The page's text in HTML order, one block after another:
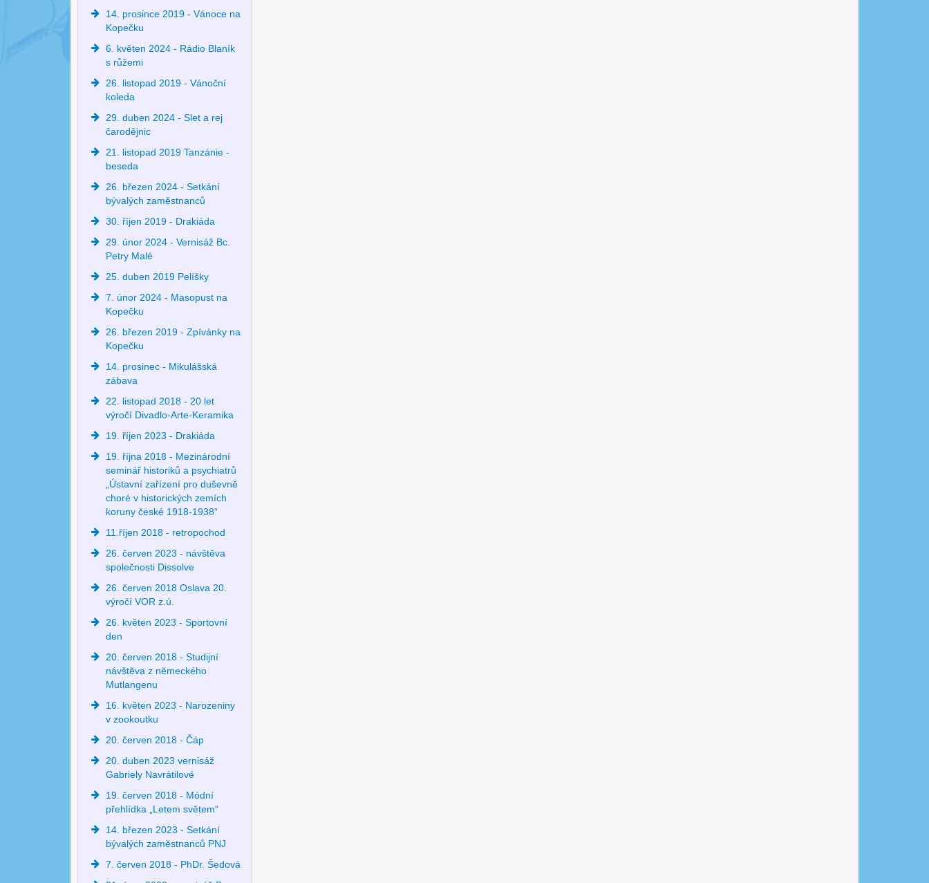
14. prosince 2019 - Vánoce na
Kopečku
6. květen 2024 - Rádio Blaník
s růžemi
26. listopad 2019 - Vánoční
koleda
29. duben 2024 - Slet a rej
čarodějnic
21. listopad 2019 Tanzánie -
beseda
26. březen 2024 - Setkání
bývalých zaměstnanců
30. říjen 2019 - Drakiáda
29. únor 2024 - Vernisáž Bc.
Petry Malé
25. duben 2019 Pelíšky
7. únor 2024 - Masopust na
Kopečku
26. březen 2019 - Zpívánky na
Kopečku
14. prosinec - Mikulášská
zábava
22. listopad 2018 - 20 let
výročí Divadlo-Arte-Keramika
19. říjen 2023 - Drakiáda
19. října 2018 - Mezinárodní
seminář historiků a psychiatrů
„Ústavní zařízení pro duševně
choré v historických zemích
koruny české 1918-1938“
11.říjen 2018 - retropochod
26. červen 2023 - návštěva
společnosti Dissolve
26. červen 2018 Oslava 20.
výročí VOR z.ú.
26. květen 2023 - Sportovní
den
20. červen 2018 - Studijní
návštěva z německého
Mutlangenu
16. květen 2023 - Narozeniny
v zookoutku
20. červen 2018 - Čáp
20. duben 2023 vernisáž
Gabriely Navrátilové
19. červen 2018 - Módní
přehlídka „Letem světem“
14. březen 2023 - Setkání
bývalých zaměstnanců PNJ
7. červen 2018 - PhDr. Šedová